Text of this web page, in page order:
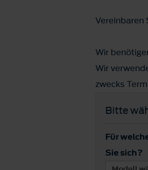
Vereinbaren
Wir
Wir
zwecks
Bitte
Für
Sie sich?